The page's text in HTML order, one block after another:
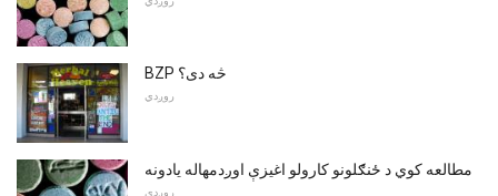
BZP څه دی؟
روږدي
مطالعه کوي د ځنګلونو کارولو اغیزې اوږدمهاله یادونه
روږدي